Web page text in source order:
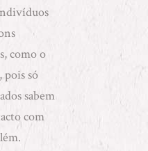
como o
pois só
sabem
com